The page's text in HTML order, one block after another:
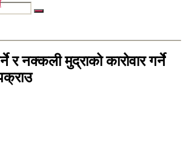
र नक्कली मुद्राको कारोवार गर्ने